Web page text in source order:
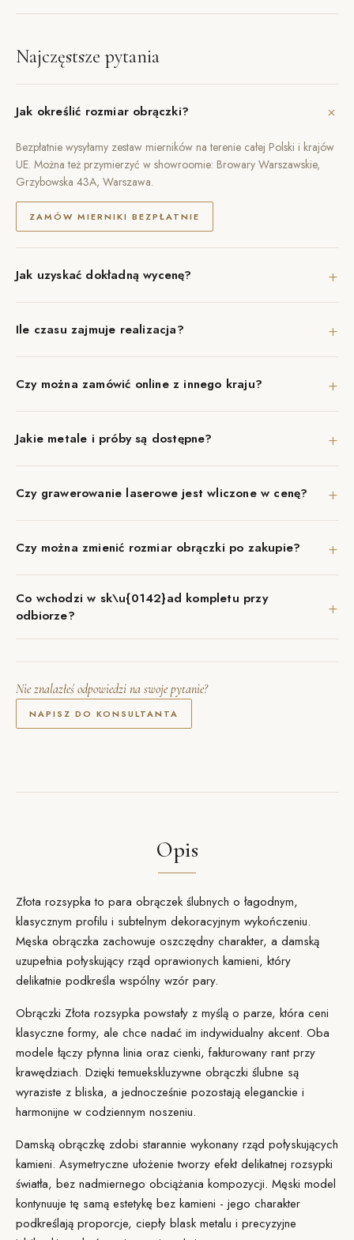
Najczęstsze pytania
Jak określić rozmiar obrączki? +
Bezpłatnie wysyłamy zestaw mierników na terenie całej Polski i krajów
UE. Można też przymierzyć w showroomie: Browary Warszawskie,
Grzybowska 43A, Warszawa.
ZAMÓW MIERNIKI BEZPŁATNIE
Jak uzyskać dokładną wycenę? +
Ile czasu zajmuje realizacja? +
Czy można zamówić online z innego kraju? +
Jakie metale i próby są dostępne? +
Czy grawerowanie laserowe jest wliczone w cenę? +
Czy można zmienić rozmiar obrączki po zakupie? +
Co wchodzi w sk\u{0142}ad kompletu przy
odbiorze?
+
Nie znalazłeś odpowiedzi na swoje pytanie?
NAPISZ DO KONSULTANTA
Opis
Złota rozsypka to para obrączek ślubnych o łagodnym,
klasycznym profilu i subtelnym dekoracyjnym wykończeniu.
Męska obrączka zachowuje oszczędny charakter, a damską
uzupełnia połyskujący rząd oprawionych kamieni, który
delikatnie podkreśla wspólny wzór pary.
Obrączki Złota rozsypka powstały z myślą o parze, która ceni
klasyczne formy, ale chce nadać im indywidualny akcent. Oba
modele łączy płynna linia oraz cienki, fakturowany rant przy
krawędziach. Dzięki temuekskluzywne obrączki ślubne są
wyraziste z bliska, a jednocześnie pozostają eleganckie i
harmonijne w codziennym noszeniu.
Damską obrączkę zdobi starannie wykonany rząd połyskujących
kamieni. Asymetryczne ułożenie tworzy efekt delikatnej rozsypki
światła, bez nadmiernego obciążania kompozycji. Męski model
kontynuuje tę samą estetykę bez kamieni - jego charakter
podkreślają proporcje, ciepły blask metalu i precyzyjne